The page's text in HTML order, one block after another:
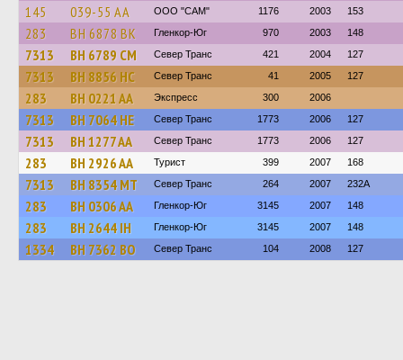
145 039-55 АА ООО "САМ" 1176 2003 153
283 BH 6878 BK Гленкор-Юг 970 2003 148
7313 BH 6789 CM Север Транс 421 2004 127
7313 BH 8856 HC Север Транс 41 2005 127
283 BH 0221 AA Экспресс 300 2006
7313 BH 7064 HE Север Транс 1773 2006 127
7313 BH 1277 AA Север Транс 1773 2006 127
283 BH 2926 AA Турист 399 2007 168
7313 BH 8354 MT Север Транс 264 2007 232А
283 BH 0306 AA Гленкор-Юг 3145 2007 148
283 BH 2644 IH Гленкор-Юг 3145 2007 148
1334 BH 7362 BO Север Транс 104 2008 127